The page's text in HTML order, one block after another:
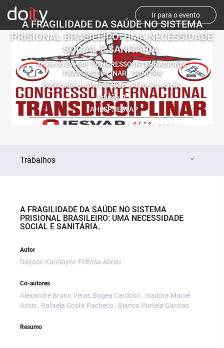
Ir para o evento
A FRAGILIDADE DA SAÚDE NO SISTEMA
PRISIONAL BRASILEIRO: UMA NECESSIDADE
SOCIAL E SANITÁRIA.
Anais do Evento: CONGRESSO INTERNACIONAL
TRANSDISCIPLINAR - CONITRA
Publicado em 06/03/2020 - Primeira edição
Edição: 1
FAHESP/IESVAP
Trabalhos
A FRAGILIDADE DA SAÚDE NO SISTEMA
PRISIONAL BRASILEIRO: UMA NECESSIDADE
SOCIAL E SANITÁRIA.
Autor
Dayane Karolayne Feitosa Abreu
Co-autores
Alexandre Bruno Veras Bogea Cardoso , Isadora Maciel
Assis , Rafaela Costa Pacheco , Bianca Portela Garcias
Resumo